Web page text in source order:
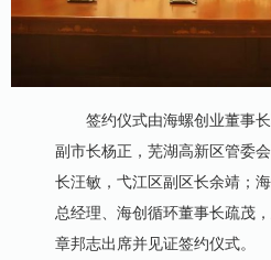
签约仪式由海螺创业董事长
副市长杨正，芜湖高新区管委
长汪敏，弋江区副区长余靖；
总经理、海创循环董事长疏茂
章邦志出席并见证签约仪式。